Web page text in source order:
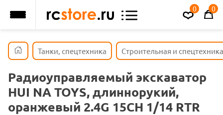
0 0
Танки, спецтехника Строительная и спецтехника
Радиоуправляемый экскаватор
HUI NA TOYS, длиннорукий,
оранжевый 2.4G 15CH 1/14 RTR